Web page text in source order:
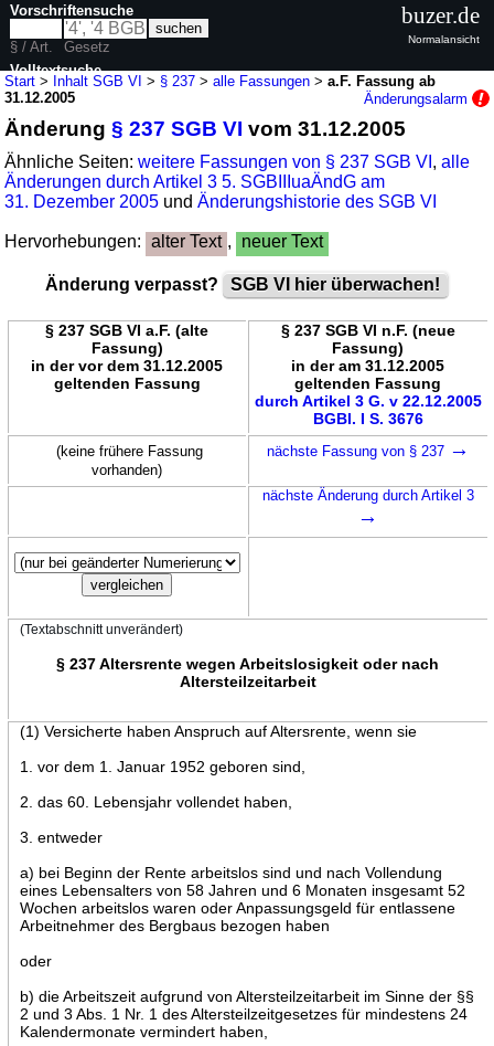
Start > Inhalt SGB VI > § 237 >alle Fassungen >a.F. Fassung ab
31.12.2005
Änderungsalarm
Änderung§ 237 SGB VI vom 31.12.2005
Ähnliche Seiten:weitere Fassungen von § 237 SGB VI ,alle
Änderungen durch Artikel 3 5. SGBIIIuaÄndG am
31. Dezember 2005 undÄnderungshistorie des SGB VI
Hervorhebungen: alter Text , neuer Text
Änderung verpasst? SGB VI hier überwachen!
§ 237 SGB VI a.F. (alte
Fassung)
in der vor dem 31.12.2005
geltenden Fassung
§ 237 SGB VI n.F. (neue
Fassung)
in der am 31.12.2005
geltenden Fassung
durch Artikel 3 G. v 22.12.2005
BGBl. I S. 3676
(keine frühere Fassung
vorhanden)
nächste Fassung von § 237 →
nächste Änderung durch Artikel 3
→
(Textabschnitt unverändert)
§ 237 Altersrente wegen Arbeitslosigkeit oder nach
Altersteilzeitarbeit
(1) Versicherte haben Anspruch auf Altersrente, wenn sie
1. vor dem 1. Januar 1952 geboren sind,
2. das 60. Lebensjahr vollendet haben,
3. entweder
a) bei Beginn der Rente arbeitslos sind und nach Vollendung
eines Lebensalters von 58 Jahren und 6 Monaten insgesamt 52
Wochen arbeitslos waren oder Anpassungsgeld für entlassene
Arbeitnehmer des Bergbaus bezogen haben
oder
b) die Arbeitszeit aufgrund von Altersteilzeitarbeit im Sinne der §§
2 und 3 Abs. 1 Nr. 1 des Altersteilzeitgesetzes für mindestens 24
Kalendermonate vermindert haben,
Vorschriftensuche
§ / Art.
Gesetz
Volltextsuche
buzer.de
Normalansicht